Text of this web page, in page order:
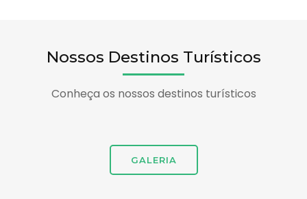
Nossos Destinos Turísticos
Conheça os nossos destinos turísticos
GALERIA